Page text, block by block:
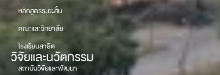
หลักสูตรระยะสั้น
คณะและวิทยาลัย
โรงเรียนสาธิต
วิจัยและนวัตกรรม
สถาบันวิจัยและพัฒนา